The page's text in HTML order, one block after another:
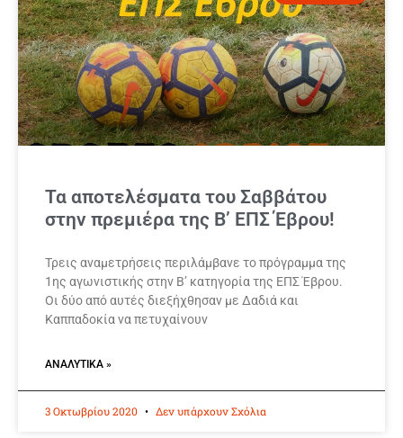
Τα αποτελέσματα του Σαββάτου
στην πρεμιέρα της Β’ ΕΠΣ Έβρου!
Τρεις αναμετρήσεις περιλάμβανε το πρόγραμμα της
1ης αγωνιστικής στην Β’ κατηγορία της ΕΠΣ Έβρου.
Οι δύο από αυτές διεξήχθησαν με Δαδιά και
Καππαδοκία να πετυχαίνουν
ΑΝΑΛΥΤΙΚΆ »
3 Οκτωβρίου 2020 Δεν υπάρχουν Σχόλια